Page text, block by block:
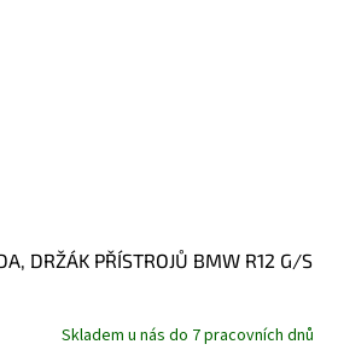
DRŽÁK PŘÍSTROJŮ BMW R12 G/S
Skladem u nás do 7 pracovních dnů